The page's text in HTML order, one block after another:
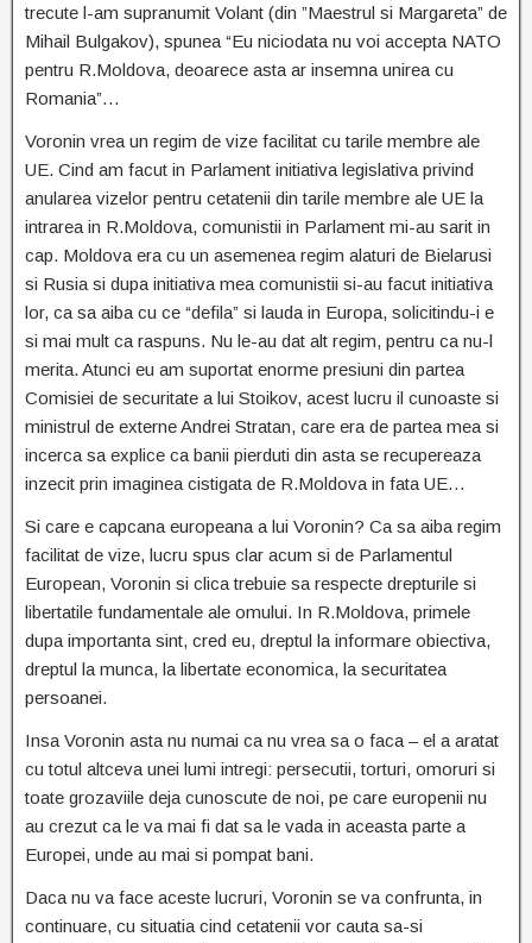
trecute l-am supranumit Volant (din ”Maestrul si Margareta” de
Mihail Bulgakov), spunea “Eu niciodata nu voi accepta NATO
pentru R.Moldova, deoarece asta ar insemna unirea cu
Romania”…
Voronin vrea un regim de vize facilitat cu tarile membre ale
UE. Cind am facut in Parlament initiativa legislativa privind
anularea vizelor pentru cetatenii din tarile membre ale UE la
intrarea in R.Moldova, comunistii in Parlament mi-au sarit in
cap. Moldova era cu un asemenea regim alaturi de Bielarusi
si Rusia si dupa initiativa mea comunistii si-au facut initiativa
lor, ca sa aiba cu ce “defila” si lauda in Europa, solicitindu-i e
si mai mult ca raspuns. Nu le-au dat alt regim, pentru ca nu-l
merita. Atunci eu am suportat enorme presiuni din partea
Comisiei de securitate a lui Stoikov, acest lucru il cunoaste si
ministrul de externe Andrei Stratan, care era de partea mea si
incerca sa explice ca banii pierduti din asta se recupereaza
inzecit prin imaginea cistigata de R.Moldova in fata UE…
Si care e capcana europeana a lui Voronin? Ca sa aiba regim
facilitat de vize, lucru spus clar acum si de Parlamentul
European, Voronin si clica trebuie sa respecte drepturile si
libertatile fundamentale ale omului. In R.Moldova, primele
dupa importanta sint, cred eu, dreptul la informare obiectiva,
dreptul la munca, la libertate economica, la securitatea
persoanei.
Insa Voronin asta nu numai ca nu vrea sa o faca – el a aratat
cu totul altceva unei lumi intregi: persecutii, torturi, omoruri si
toate grozaviile deja cunoscute de noi, pe care europenii nu
au crezut ca le va mai fi dat sa le vada in aceasta parte a
Europei, unde au mai si pompat bani.
Daca nu va face aceste lucruri, Voronin se va confrunta, in
continuare, cu situatia cind cetatenii vor cauta sa-si